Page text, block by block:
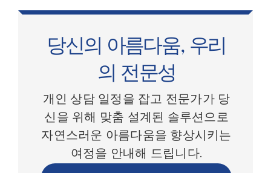
당신의 아름다움, 우리
의 전문성
개인 상담 일정을 잡고 전문가가 당
신을 위해 맞춤 설계된 솔루션으로
자연스러운 아름다움을 향상시키는
여정을 안내해 드립니다.